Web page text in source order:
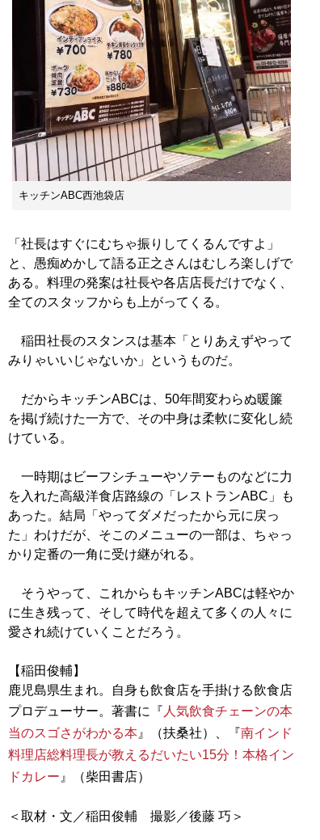
キッチンABC西池袋店
「社長はすぐにむちゃ振りしてくるんですよ」
と、愚痴めかして語る正之さんはむしろ楽しげで
ある。料理の発案は社長や各店店長だけでなく、
全てのスタッフからも上がってくる。
稲田社長のスタンスは基本「とりあえずやって
みりゃいいじゃないか」というものだ。
だからキッチンABCは、50年間変わらぬ暖簾
を掲げ続けた一方で、その中身は柔軟に変化し続
けている。
一時期はビーフシチューやソテーものなどに力
を入れた高級洋食店路線の「レストランABC」も
あった。結局「やってダメだったから元に戻っ
た」わけだが、そこのメニューの一部は、ちゃっ
かり定番の一角に受け継がれる。
そうやって、これからもキッチンABCは軽やか
に生き残って、そして時代を超えて多くの人々に
愛され続けていくことだろう。
【稲田俊輔】
鹿児島県生まれ。自身も飲食店を手掛ける飲食店
プロデューサー。著書に『 人気飲食チェーンの本
当のスゴさがわかる本 』（扶桑社）、『南インド
料理店総料理長が教えるだいたい15分！本格イン
ドカレー 』（柴田書店）
＜取材・文／稲田俊輔 撮影／後藤 巧＞